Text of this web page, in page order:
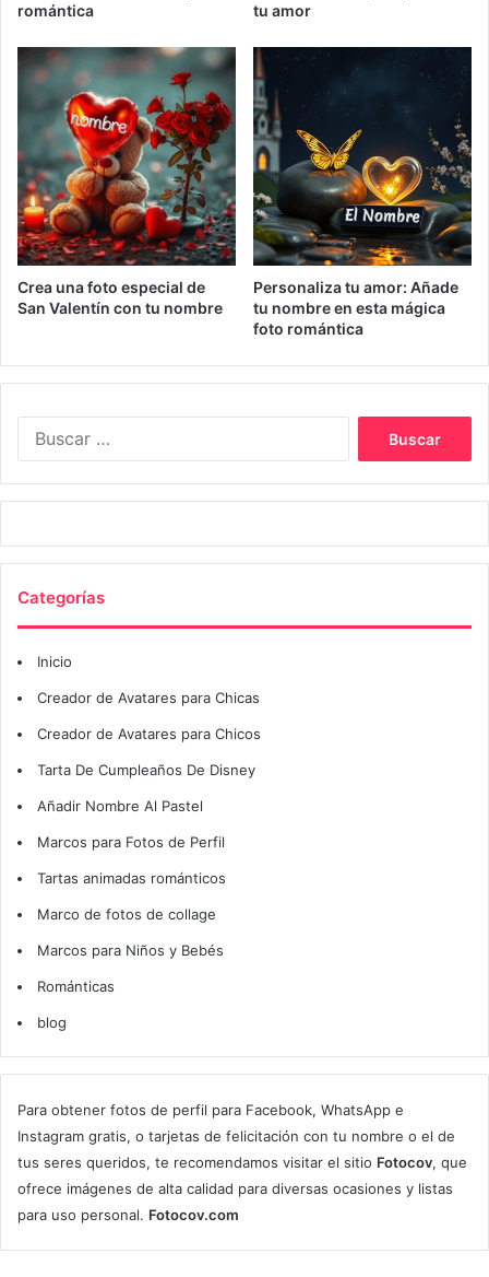
romántica
tu amor
Crea una foto especial de
San Valentín con tu nombre
Personaliza tu amor: Añade
tu nombre en esta mágica
foto romántica
Categorías
Inicio
Creador de Avatares para Chicas
Creador de Avatares para Chicos
Tarta De Cumpleaños De Disney
Añadir Nombre Al Pastel
Marcos para Fotos de Perfil
Tartas animadas románticos
Marco de fotos de collage
Marcos para Niños y Bebés
Románticas
blog
Para obtener fotos de perfil para Facebook, WhatsApp e
Instagram gratis, o tarjetas de felicitación con tu nombre o el de
tus seres queridos, te recomendamos visitar el sitio Fotocov, que
ofrece imágenes de alta calidad para diversas ocasiones y listas
para uso personal. Fotocov.com